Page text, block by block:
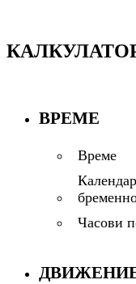
ВРЕМЕ
Време
Часови